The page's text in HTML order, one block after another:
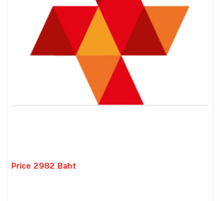
Price 2982 Baht